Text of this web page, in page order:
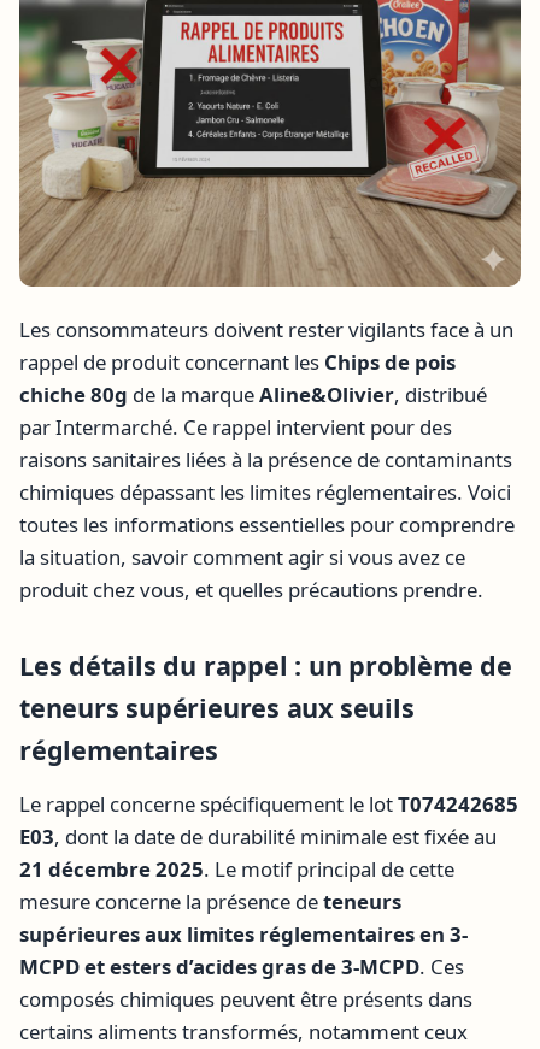
Les consommateurs doivent rester vigilants face à un
rappel de produit concernant les Chips de pois
chiche 80g de la marqueAline&Olivier, distribué
par Intermarché. Ce rappel intervient pour des
raisons sanitaires liées à la présence de contaminants
chimiques dépassant les limites réglementaires. Voici
toutes les informations essentielles pour comprendre
la situation, savoir comment agir si vous avez ce
produit chez vous, et quelles précautions prendre.
Les détails du rappel : un problème de
teneurs supérieures aux seuils
réglementaires
Le rappel concerne spécifiquement le lotT074242685
E03, dont la date de durabilité minimale est fixée au
21 décembre 2025. Le motif principal de cette
mesure concerne la présence deteneurs
supérieures aux limites réglementaires en 3-
MCPD et esters d’acides gras de 3-MCPD. Ces
composés chimiques peuvent être présents dans
certains aliments transformés, notamment ceux